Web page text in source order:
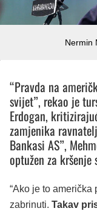
Nermin
“Pravda na
svijet”, rekao je
Erdogan,
zamjenika
Bankasi AS”,
optužen za
“Ako je to američka
zabrinuti. Takav